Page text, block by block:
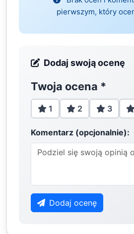
pierwszym, który
Dodaj swoją ocenę
Twoja ocena *
1 2 3
Komentarz (opcjonalnie):
Dodaj ocenę